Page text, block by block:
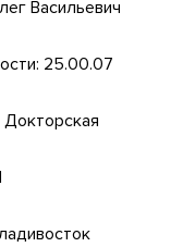
Васильевич
25.00.07
Докторская